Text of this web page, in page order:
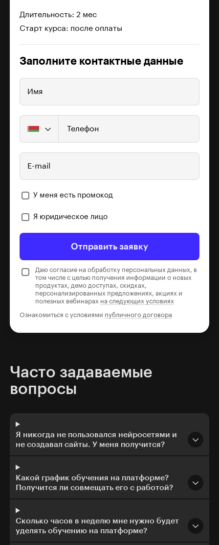
Длительность: 2 мес
Старт курса: после оплаты
Заполните контактные данные
Имя
Телефон
E-mail
У меня есть промокод
Я юридическое лицо
Отправить заявку
Даю согласие на обработку персональных данных, в
том числе с целью получения информации о новых
продуктах, демо доступах, скидках,
персонализированных предложениях, акциях и
полезных вебинарах на следующих условиях
Ознакомиться с условиями публичного договора
Часто задаваемые
вопросы
Я никогда не пользовался нейросетями и
не создавал сайты. У меня получится?
Какой график обучения на платформе?
Получится ли совмещать его с работой?
Сколько часов в неделю мне нужно будет
уделять обучению на платформе?